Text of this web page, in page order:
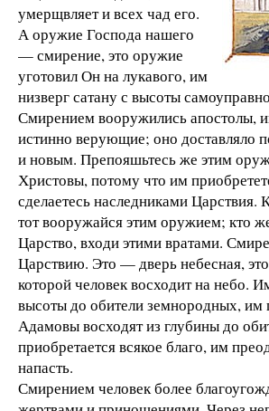
умерщвляет и всех чад его.
А оружие Господа нашего
— смирение, это оружие
уготовил Он на лукавого, им
низверг сатану с высоты
Смирением вооружились апостолы,
истинно верующие; оно доставляло
и новым. Препояшьтесь же этим
Христовы, потому что им
сделаетесь наследниками Царствия.
тот вооружайся этим оружием; кто
Царство, входи этими вратами.
Царствию. Это — дверь небесная,
которой человек восходит на небо.
высоты до обители земнородных, им
Адамовы восходят из глубины до
приобретается всякое благо, им
напасть.
Смирением человек более